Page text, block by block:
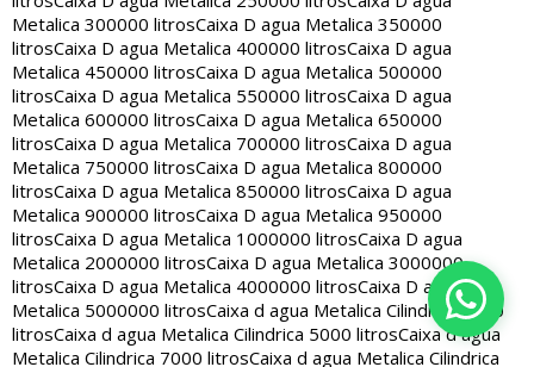
Metalica 300000 litrosCaixa D agua Metalica 350000
litrosCaixa D agua Metalica 400000 litrosCaixa D agua
Metalica 450000 litrosCaixa D agua Metalica 500000
litrosCaixa D agua Metalica 550000 litrosCaixa D agua
Metalica 600000 litrosCaixa D agua Metalica 650000
litrosCaixa D agua Metalica 700000 litrosCaixa D agua
Metalica 750000 litrosCaixa D agua Metalica 800000
litrosCaixa D agua Metalica 850000 litrosCaixa D agua
Metalica 900000 litrosCaixa D agua Metalica 950000
litrosCaixa D agua Metalica 1000000 litrosCaixa D agua
Metalica 2000000 litrosCaixa D agua Metalica 3000000
litrosCaixa D agua Metalica 4000000 litrosCaixa D agua
Metalica 5000000 litrosCaixa d agua Metalica Cilindrica 2000
litrosCaixa d agua Metalica Cilindrica 5000 litrosCaixa d agua
Metalica Cilindrica 7000 litrosCaixa d agua Metalica Cilindrica